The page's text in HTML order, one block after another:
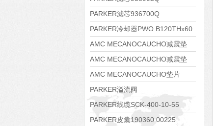
PARKER滤芯936700Q
PARKER冷却器PWO B120THx60
AMC MECANOCAUCHO减震垫
138552
AMC MECANOCAUCHO减震垫
138551
AMC MECANOCAUCHO垫片
608074
PARKER溢流阀
RE06M35W2N1KWXG087
PARKER线缆SCK-400-10-55
PARKER皮囊190360 00225